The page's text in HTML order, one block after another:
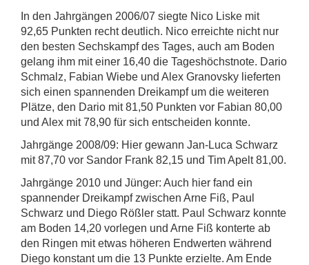
In den Jahrgängen 2006/07 siegte Nico Liske mit
92,65 Punkten recht deutlich. Nico erreichte nicht nur
den besten Sechskampf des Tages, auch am Boden
gelang ihm mit einer 16,40 die Tageshöchstnote. Dario
Schmalz, Fabian Wiebe und Alex Granovsky lieferten
sich einen spannenden Dreikampf um die weiteren
Plätze, den Dario mit 81,50 Punkten vor Fabian 80,00
und Alex mit 78,90 für sich entscheiden konnte.
Jahrgänge 2008/09: Hier gewann Jan-Luca Schwarz
mit 87,70 vor Sandor Frank 82,15 und Tim Apelt 81,00.
Jahrgänge 2010 und Jünger: Auch hier fand ein
spannender Dreikampf zwischen Arne Fiß, Paul
Schwarz und Diego Rößler statt. Paul Schwarz konnte
am Boden 14,20 vorlegen und Arne Fiß konterte ab
den Ringen mit etwas höheren Endwerten während
Diego konstant um die 13 Punkte erzielte. Am Ende